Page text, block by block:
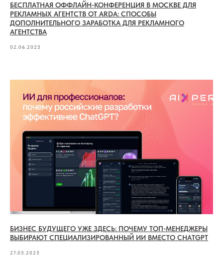
БЕСПЛАТНАЯ ОФФЛАЙН-КОНФЕРЕНЦИЯ В МОСКВЕ ДЛЯ
РЕКЛАМНЫХ АГЕНТСТВ ОТ ARDA: СПОСОБЫ
ДОПОЛНИТЕЛЬНОГО ЗАРАБОТКА ДЛЯ РЕКЛАМНОГО
АГЕНТСТВА
02.06.2025
БИЗНЕС БУДУЩЕГО УЖЕ ЗДЕСЬ: ПОЧЕМУ ТОП-МЕНЕДЖЕРЫ
ВЫБИРАЮТ СПЕЦИАЛИЗИРОВАННЫЙ ИИ ВМЕСТО CHATGPT
27.05.2025